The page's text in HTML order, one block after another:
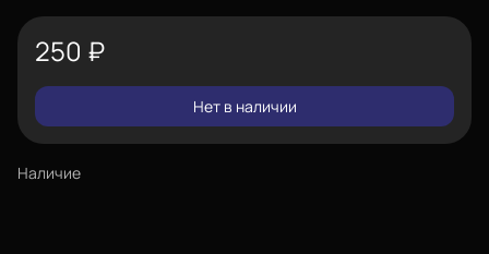
250 ₽
Нет в наличии
Наличие